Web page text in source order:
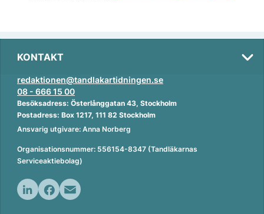
KONTAKT
redaktionen@tandlakartidningen.se
08 - 666 15 00
Besöksadress: Österlånggatan 43, Stockholm
Postadress: Box 1217, 111 82 Stockholm
Ansvarig utgivare: Anna Norberg
Organisationsnummer: 556154-8347 (Tandläkarnas
Serviceaktiebolag)